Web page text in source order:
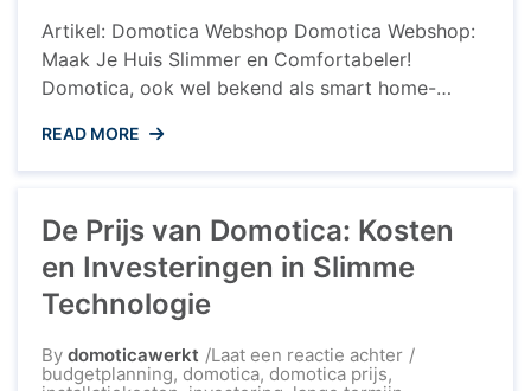
Artikel: Domotica Webshop Domotica Webshop:
Maak Je Huis Slimmer en Comfortabeler!
Domotica, ook wel bekend als smart home-
domotica kunnen huiseigenaren hun huis slimmer
en comfortabeler maken door gebruik te maken
controlefuncties. Een domotica webshop biedt
een breed scala aan slimme apparaten en
systemen die ...
READ MORE
De Prijs van Domotica: Kosten
en Investeringen in Slimme
Technologie
By domoticawerkt Laat een reactie achterop
budgetplanning, domotica, domotica prijs,